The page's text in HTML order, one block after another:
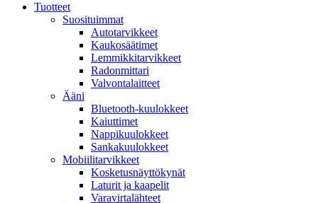
Tuotteet
Suosituimmat
Autotarvikkeet
Kaukosäätimet
Lemmikkitarvikkeet
Radonmittari
Valvontalaitteet
Ääni
Bluetooth-kuulokkeet
Kaiuttimet
Nappikuulokkeet
Sankakuulokkeet
Mobiilitarvikkeet
Kosketusnäyttökynät
Laturit ja kaapelit
Varavirtalähteet